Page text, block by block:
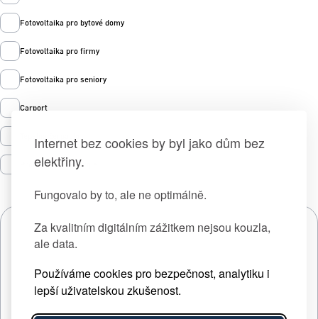
Internet bez cookies by byl jako dům bez
elektřiny.
Fungovalo by to, ale ne optimálně.
Za kvalitním digitálním zážitkem nejsou kouzla,
ale data.
Používáme cookies pro bezpečnost, analytiku i
lepší uživatelskou zkušenost.
Fotovoltaika pro bytové domy
Fotovoltaika pro firmy
Fotovoltaika pro seniory
Carport
Prodej zelené energie